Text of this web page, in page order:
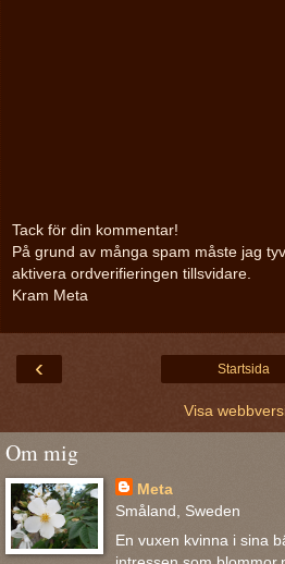
Tack för din kommentar!
På grund av många spam måste jag
aktivera ordverifieringen tillsvidare.
Kram Meta
‹ Startsida
Visa
Om mig
Meta
Småland, Sweden
En vuxen kvinna i sina